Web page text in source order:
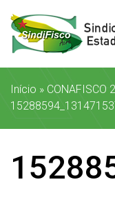
Início »